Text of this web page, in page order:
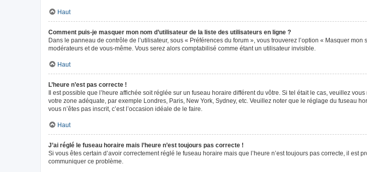
Haut
Comment puis-je masquer mon nom d’utilisateur de la liste des utilisateurs en ligne ?
Dans le panneau de contrôle de l’utilisateur, sous « Préférences du forum », vous trouverez l’option « Masquer
modérateurs et de vous-même. Vous serez alors comptabilisé comme étant un utilisateur invisible.
Haut
L’heure n’est pas correcte !
Il est possible que l’heure affichée soit réglée sur un fuseau horaire différent du vôtre. Si tel était le cas, veuillez
votre zone adéquate, par exemple Londres, Paris, New York, Sydney, etc. Veuillez noter que le réglage du fuseau
vous n’êtes pas inscrit, c’est l’occasion idéale de le faire.
Haut
J’ai réglé le fuseau horaire mais l’heure n’est toujours pas correcte !
Si vous êtes certain d’avoir correctement réglé le fuseau horaire mais que l’heure n’est toujours pas correcte, il
communiquer ce problème.